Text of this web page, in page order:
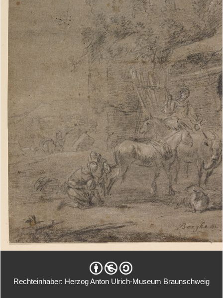
Rechteinhaber: Herzog Anton Ulrich-Museum Braunschweig